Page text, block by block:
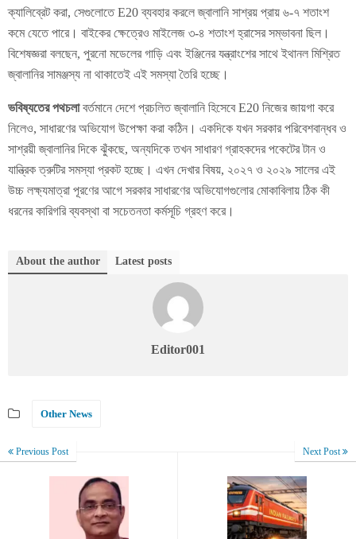
ক্যালিব্রেট করা, সেগুলোতে E20 ব্যবহার করলে জ্বালানি সাশ্রয় প্রায় ৬-৭ শতাংশ
কমে যেতে পারে। বাইকের ক্ষেত্রেও মাইলেজ ৩-৪ শতাংশ হ্রাসের সম্ভাবনা ছিল।
বিশেষজ্ঞরা বলছেন, পুরনো মডেলের গাড়ি এবং ইঞ্জিনের যন্ত্রাংশের সাথে ইথানল মিশ্রিত
জ্বালানির সামঞ্জস্য না থাকাতেই এই সমস্যা তৈরি হচ্ছে।
ভবিষ্যতের পথচলাবর্তমানে দেশে প্রচলিত জ্বালানি হিসেবে E20 নিজের জায়গা করে
নিলেও, সাধারণের অভিযোগ উপেক্ষা করা কঠিন। একদিকে যখন সরকার পরিবেশবান্ধব ও
সাশ্রয়ী জ্বালানির দিকে ঝুঁকছে, অন্যদিকে তখন সাধারণ গ্রাহকদের পকেটের টান ও
যান্ত্রিক ত্রুটির সমস্যা প্রকট হচ্ছে। এখন দেখার বিষয়, ২০২৭ ও ২০২৯ সালের এই
উচ্চ লক্ষ্যমাত্রা পূরণের আগে সরকার সাধারণের অভিযোগগুলোর মোকাবিলায় ঠিক কী
ধরনের কারিগরি ব্যবস্থা বা সচেতনতা কর্মসূচি গ্রহণ করে।
About the author Latest posts
Editor001
Other News
Previous Post Next Post